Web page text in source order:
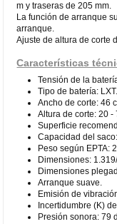
m y traseras de 205 mm.
La función de arranque
arranque.
Ajuste de altura de corte
Características
Tensión de la
Tipo de batería: LXT.
Ancho de corte: 46
Altura de corte: 20 -
Superficie
Capacidad del saco:
Peso según EPTA:
Dimensiones:
Dimensiones
Arranque suave.
Emisión de
Incertidumbre (K)
Presión sonora: 79